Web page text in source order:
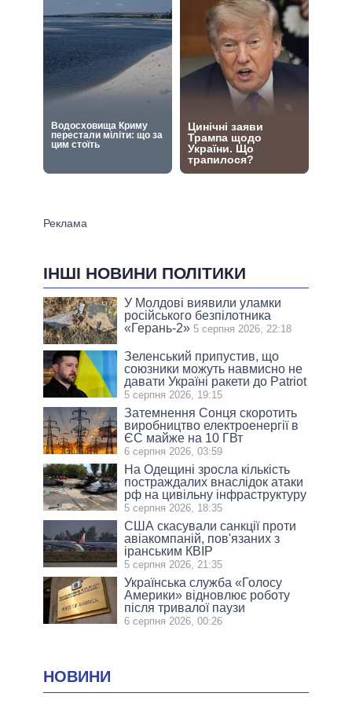
ІНШІ НОВИНИ ПОЛІТИКИ
У Молдові виявили уламки
російського безпілотника
«Герань-2» 5 серпня 2026, 22:18
Зеленський припустив, що
союзники можуть навмисно не
давати Україні ракети до Patriot
5 серпня 2026, 19:15
Затемнення Сонця скоротить
виробництво електроенергії в
ЄС майже на 10 ГВт
6 серпня 2026, 03:59
На Одещині зросла кількість
постраждалих внаслідок атаки
рф на цивільну інфраструктуру
5 серпня 2026, 18:35
США скасували санкції проти
авіакомпаній, пов'язаних з
іранським КВІР
5 серпня 2026, 21:35
Українська служба «Голосу
Америки» відновлює роботу
після тривалої паузи
6 серпня 2026, 00:26
НОВИНИ